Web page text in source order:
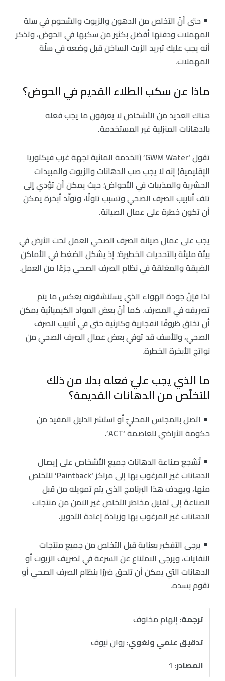
حتى أنّ التخلص من الدهون والزيوت والشحوم في سلة
المهملات ودفنها أفضل بكثير من سكبها في الحوض، وتذكر
أنه يجب عليك تبريد الزيت الساخن قبل وضعه في سلّة
المهملات.
ماذا عن سكب الطلاء القديم في الحوض؟
هناك العديد من الأشخاص لا يعرفون ما يجب فعله
بالدهانات المنزلية غير المستخدمة.
تقول ‘GWM Water’ (الخدمة المائية لجهة غرب فيكتوريا
الإقليمية) إنه لا يجب صب الدهانات والزيوت والمبيدات
الحشرية والمذيبات في الأحواض؛ حيث يمكن أن تؤدي إلى
تلف أنابيب الصرف الصحي وتسبب تلوثًا، وتولّد أبخرة يمكن
أن تكون خطرة على عمال الصيانة.
يجب على عمال صيانة الصرف الصحي العمل تحت الأرض في
بيئة مليئة بالتحديات الخطيرة؛ إذ يشكل الضغط في الأماكن
الضيقة والمغلقة في نظام الصرف الصحي جزءًا من العمل.
لذا فإنّ جودة الهواء الذي يستنشقونه يعكس ما يتم
تصريفه في المصرف. كما أنّ بعض المواد الكيميائية يمكن
أن تخلق ظروفًا انفجارية وكارثية حتى في أنابيب الصرف
الصحي، وللأسف قد توفي بعض عمال الصرف الصحي من
نواتج الأبخرة الخطرة.
ما الذي يجب عليّ فعله بدلاً من ذلك
للتخلّص من الدهانات القديمة؟
اتصل بالمجلس المحليّ أو استشر الدليل المفيد من
حكومة الأراضي للعاصمة ‘ACT’.
تُشجع صناعة الدهانات جميع الأشخاص على إيصال
الدهانات غير المرغوب بها إلى مراكز ‘Paintback’ للتخلص
منها، ويهدف هذا البرنامج الذي يتم تمويله من قبل
الصناعة إلى تقليل مخاطر التخلص غير الآمن من منتجات
الدهانات غير المرغوب بها وزيادة إعادة التدوير.
يرجى التفكير بعناية قبل التخلص من جميع منتجات
النفايات، ويرجى الامتناع عن السرعة في تصريف الزيوت أو
الدهانات التي يمكن أن تلحق ضررًا بنظام الصرف الصحي أو
تقوم بسده.
ترجمة:إلهام مخلوف
تدقيق علمي ولغوي:روان نيوف
المصادر:1